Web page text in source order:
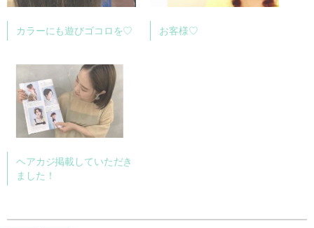
カラーにも遊びゴコロを♡ お客様♡
ヘアカジ掲載していただき
ました！